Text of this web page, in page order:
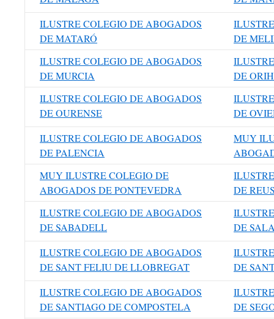
ILUSTRE COLEGIO DE ABOGADOS
DE MATARÓ
DE
ILUSTRE COLEGIO DE ABOGADOS
DE MURCIA
DE
ILUSTRE COLEGIO DE ABOGADOS
DE OURENSE
DE
ILUSTRE COLEGIO DE ABOGADOS
DE PALENCIA
MUY
MUY ILUSTRE COLEGIO DE
ABOGADOS DE PONTEVEDRA
DE
ILUSTRE COLEGIO DE ABOGADOS
DE SABADELL
DE
ILUSTRE COLEGIO DE ABOGADOS
DE SANT FELIU DE LLOBREGAT
DE
ILUSTRE COLEGIO DE ABOGADOS
DE SANTIAGO DE COMPOSTELA
DE